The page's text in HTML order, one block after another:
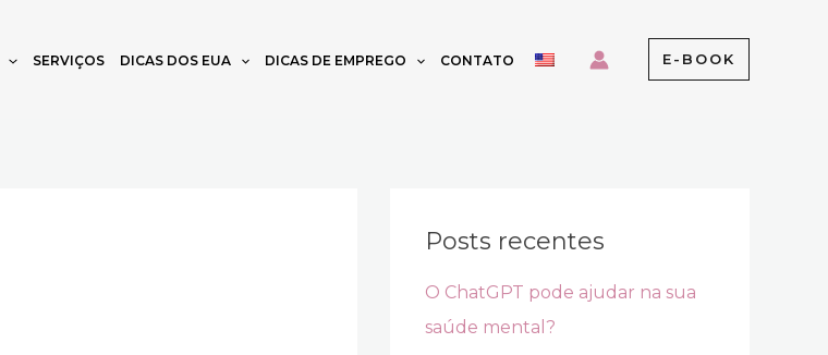
SERVIÇOS DICAS DOS EUA DICAS DE EMPREGO CONTATO E-BOOK
Posts recentes
O ChatGPT pode ajudar na sua
saúde mental?